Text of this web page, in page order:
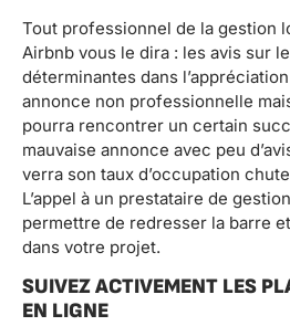
Tout professionnel de la gestion
Airbnb vous le dira : les avis sur
déterminantes dans
annonce non professionnelle
pourra rencontrer un certain
mauvaise annonce avec peu
verra son taux d’occupation
L’appel à un prestataire de
permettre de redresser la barre
dans votre projet.
SUIVEZ ACTIVEMENT LES
EN LIGNE